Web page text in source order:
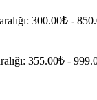
300.00₺ -
355.00₺ -